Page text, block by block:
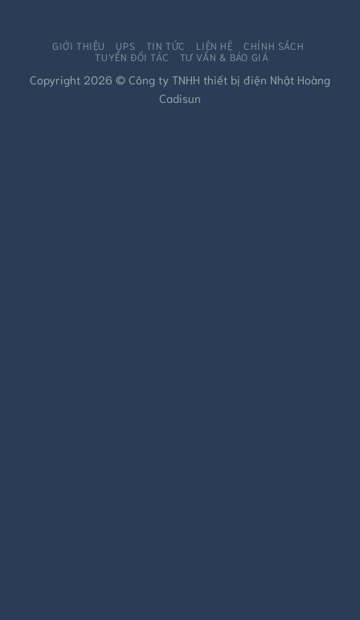
GIỚI THIỆU UPS TIN TỨC LIÊN HỆ
CHÍNH SÁCH
TUYỂN ĐỐI TÁC
TƯ VẤN & BÁO GIÁ
Copyright 2026 © Công ty TNHH thiết bị điện Nhật Hoàng
Cadisun